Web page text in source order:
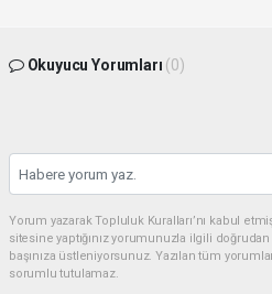
Okuyucu Yorumları (0)
Yorum yazarak Topluluk Kuralları’nı kabul
sitesine yaptığınız yorumunuzla ilgili
başınıza üstleniyorsunuz. Yazılan tüm
sorumlu tutulamaz.